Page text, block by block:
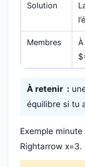
Solution
Membres
À retenir :
équilibre si tu
Exemple
Rightarrow x=3.